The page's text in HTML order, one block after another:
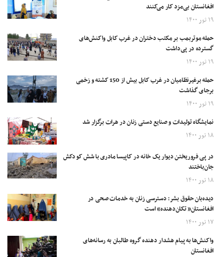
افغانستان بی‌مزد کار می‌کنند
۱۹ ثور ۱۴۰۰
حمله موتربمب بر مکتب دختران در غرب کابل واکنش‌های
گسترده در پی‌داشت
۱۹ ثور ۱۴۰۰
حمله برغیرنظامیان در غرب کابل بیش از 150 کشته و زخمی
برجای گذاشت
۱۹ ثور ۱۴۰۰
نمایشگاه تولیدات و صنایع دستی زنان در هرات برگزار شد
۱۸ ثور ۱۴۰۰
در پی فروریختن دیوار یک خانه در کاپیسا مادری با شش کودکش
جان‌باختند
۱۸ ثور ۱۴۰۰
دیده‌بان حقوق بشر: دسترسی زنان به خدمات صحی در
افغانستان« تکان‌دهنده» است
۱۷ ثور ۱۴۰۰
واکنش‌ها به پیام هشدار دهنده گروه طالبان به رسانه‌های
افغانستان